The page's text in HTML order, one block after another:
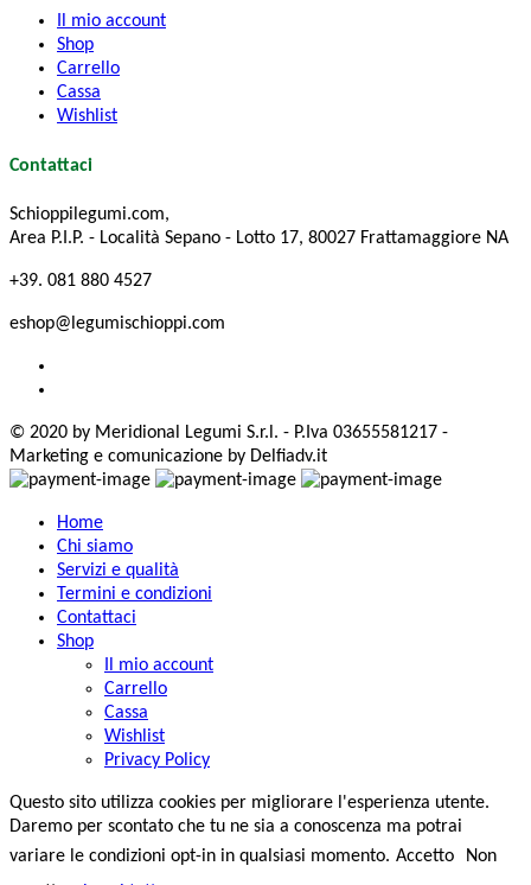
Il mio account
Shop
Carrello
Cassa
Wishlist
Contattaci
Schioppilegumi.com,
Area P.I.P. - Località Sepano - Lotto 17, 80027 Frattamaggiore NA
+39. 081 880 4527
eshop@legumischioppi.com
© 2020 by Meridional Legumi S.r.l. - P.Iva 03655581217 -
Marketing e comunicazione by Delfiadv.it
Home
Chi siamo
Servizi e qualità
Termini e condizioni
Contattaci
Shop
Il mio account
Carrello
Cassa
Wishlist
Privacy Policy
Questo sito utilizza cookies per migliorare l'esperienza utente.
Daremo per scontato che tu ne sia a conoscenza ma potrai
variare le condizioni opt-in in qualsiasi momento. Accetto
Non